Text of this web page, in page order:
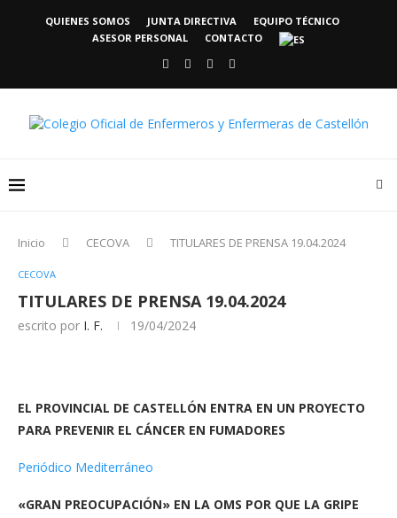
QUIENES SOMOS JUNTA DIRECTIVA
EQUIPO TÉCNICO
ASESOR PERSONAL
CONTACTO
Inicio CECOVA TITULARES DE PRENSA 19.04.2024
CECOVA
TITULARES DE PRENSA 19.04.2024
escrito por I. F. 19/04/2024
EL PROVINCIAL DE CASTELLÓN ENTRA EN UN PROYECTO
PARA PREVENIR EL CÁNCER EN FUMADORES
Periódico Mediterráneo
«GRAN PREOCUPACIÓN» EN LA OMS POR QUE LA GRIPE